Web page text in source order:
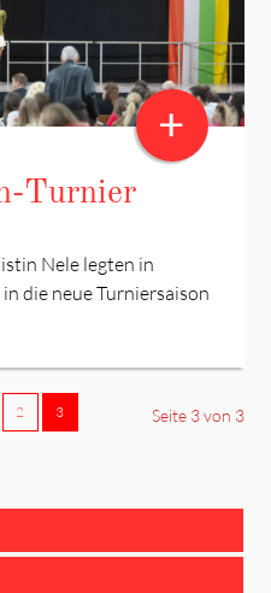
Turnier
Nele legten in
die neue Turniersaison
+
Seite 3 von 3
2 3